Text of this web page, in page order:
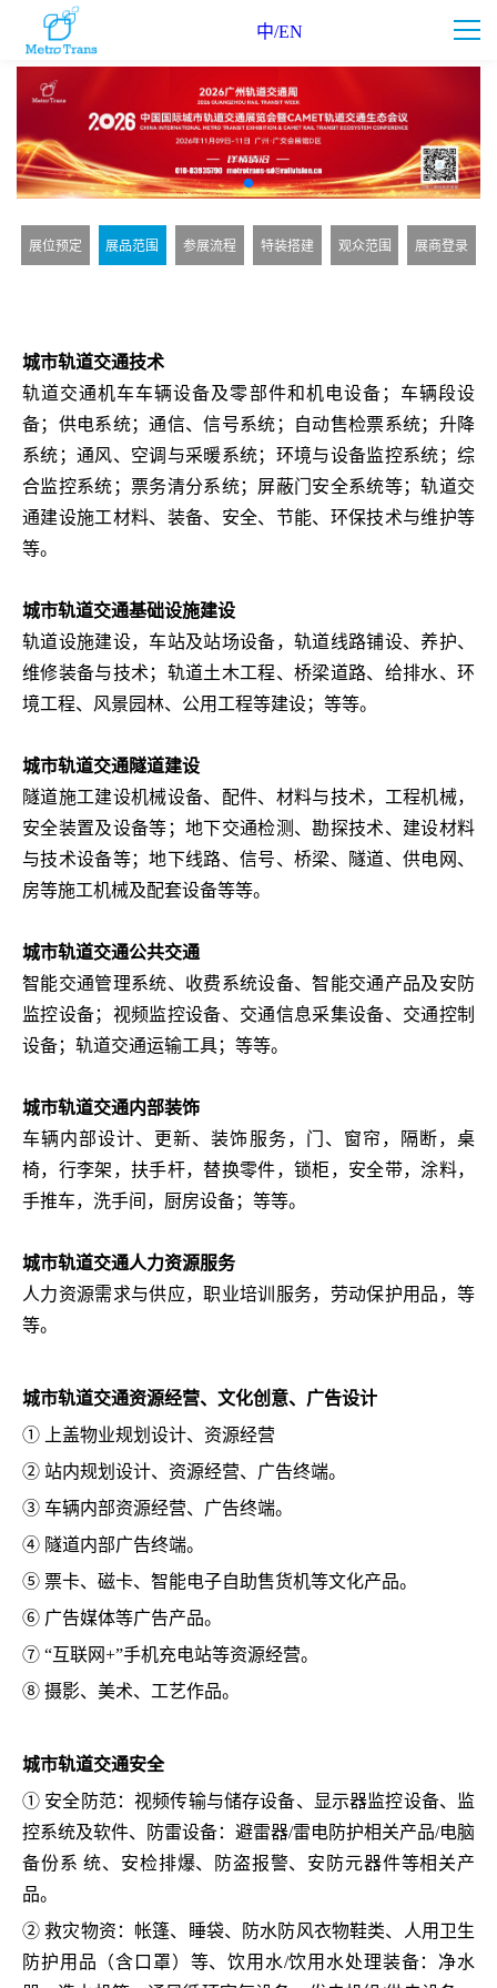
中/EN
展位预定 展品范围 参展流程 特装搭建 观众范围 展商登录
城市轨道交通技术
轨道交通机车车辆设备及零部件和机电设备；车辆段设
备；供电系统；通信、信号系统；自动售检票系统；升降
系统；通风、空调与采暖系统；环境与设备监控系统；综
合监控系统；票务清分系统；屏蔽门安全系统等；轨道交
通建设施工材料、装备、安全、节能、环保技术与维护等
等。
城市轨道交通基础设施建设
轨道设施建设，车站及站场设备，轨道线路铺设、养护、
维修装备与技术；轨道土木工程、桥梁道路、给排水、环
境工程、风景园林、公用工程等建设；等等。
城市轨道交通隧道建设
隧道施工建设机械设备、配件、材料与技术，工程机械，
安全装置及设备等；地下交通检测、勘探技术、建设材料
与技术设备等；地下线路、信号、桥梁、隧道、供电网、
房等施工机械及配套设备等等。
城市轨道交通公共交通
智能交通管理系统、收费系统设备、智能交通产品及安防
监控设备；视频监控设备、交通信息采集设备、交通控制
设备；轨道交通运输工具；等等。
城市轨道交通内部装饰
车辆内部设计、更新、装饰服务，门、窗帘，隔断，桌
椅，行李架，扶手杆，替换零件，锁柜，安全带，涂料，
手推车，洗手间，厨房设备；等等。
城市轨道交通人力资源服务
人力资源需求与供应，职业培训服务，劳动保护用品，等
等。
城市轨道交通资源经营、文化创意、广告设计
① 上盖物业规划设计、资源经营
② 站内规划设计、资源经营、广告终端。
③ 车辆内部资源经营、广告终端。
④ 隧道内部广告终端。
⑤ 票卡、磁卡、智能电子自助售货机等文化产品。
⑥ 广告媒体等广告产品。
⑦ “互联网+”手机充电站等资源经营。
⑧ 摄影、美术、工艺作品。
城市轨道交通安全
① 安全防范：视频传输与储存设备、显示器监控设备、监
控系统及软件、防雷设备：避雷器/雷电防护相关产品/电脑
备份系 统、安检排爆、防盗报警、安防元器件等相关产
品。
② 救灾物资：帐篷、睡袋、防水防风衣物鞋类、人用卫生
防护用品（含口罩）等、饮用水/饮用水处理装备：净水